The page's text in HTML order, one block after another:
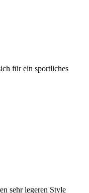
für ein sportliches
sehr legeren Style